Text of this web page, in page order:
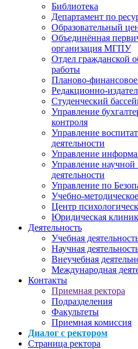
Библиотека
Департамент по
Образовательный
Объединённая
организация МГПУ
Отдел гражданской
работы
Планово-
Редакционно-
Студенческий
Управление
контроля
Управление
деятельности
Управление
Управление
деятельности
Управление по
Учебно-
Центр
Юридическая
Деятельность
Учебная
Научная
Внеучебная
Международная
Контакты
Приемная ректора
Подразделения
Факультеты
Приемная комиссия
Диалог с ректором
Страница ректора